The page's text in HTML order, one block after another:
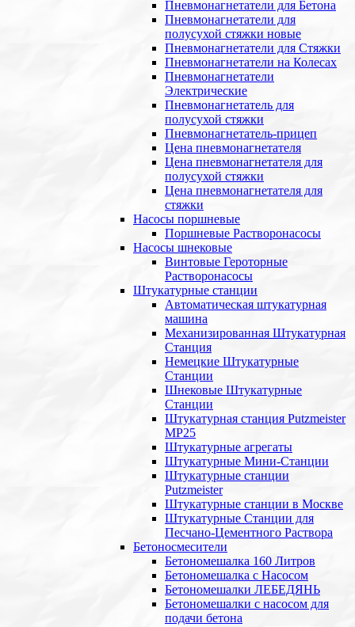
Пневмонагнетатели для Бетона
Пневмонагнетатели для
полусухой стяжки новые
Пневмонагнетатели для Стяжки
Пневмонагнетатели на Колесах
Пневмонагнетатели
Электрические
Пневмонагнетатель для
полусухой стяжки
Пневмонагнетатель-прицеп
Цена пневмонагнетателя
Цена пневмонагнетателя для
полусухой стяжки
Цена пневмонагнетателя для
стяжки
Насосы поршневые
Поршневые Растворонасосы
Насосы шнековые
Винтовые Героторные
Растворонасосы
Штукатурные станции
Автоматическая штукатурная
машина
Механизированная Штукатурная
Станция
Немецкие Штукатурные
Станции
Шнековые Штукатурные
Станции
Штукатурная станция Putzmeister
MP25
Штукатурные агрегаты
Штукатурные Мини-Станции
Штукатурные станции
Putzmeister
Штукатурные станции в Москве
Штукатурные Станции для
Песчано-Цементного Раствора
Бетоносмесители
Бетономешалка 160 Литров
Бетономешалка с Насосом
Бетономешалки ЛЕБЕДЯНЬ
Бетономешалки с насосом для
подачи бетона